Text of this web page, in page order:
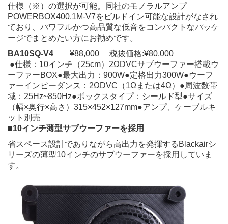
仕様（※）の選択が可能。同社のモノラルアンプ
POWERBOX400.1M-V7をビルドイン可能な設計がなされ
ており、パワフルかつ高品質な低音をコンパクトなパッケ
ージでまとめたい方にお勧めです。
BA10SQ-V4 ¥88,000 税抜価格:¥80,000
●仕様：10インチ（25cm）2ΩDVCサブウーファー搭載ウ
ーファーBOX●最大出力：900W●定格出力300W●ウーフ
ァーインピーダンス：2ΩDVC（1Ωまたは4Ω）●周波数帯
域：25Hz~850Hz●ボックスタイプ：シールド型●サイズ
（幅×奥行×高さ）315×452×127mm●アンプ、ケーブルキ
ット別売
■10インチ薄型サブウーファーを採用
省スペース設計でありながら高出力を発揮するBlackairシ
リーズの薄型10インチのサブウーファーを採用していま
す。